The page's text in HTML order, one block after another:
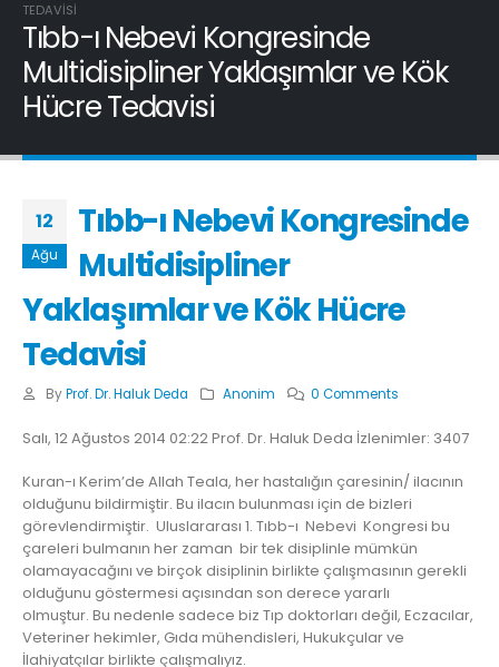
TEDAVISI
Tıbb-ı Nebevi Kongresinde
Multidisipliner Yaklaşımlar ve Kök
Hücre Tedavisi
12
Ağu
Tıbb-ı Nebevi Kongresinde
Multidisipliner
Yaklaşımlar ve Kök Hücre
Tedavisi
By Prof. Dr. Haluk Deda Anonim 0 Comments
Salı, 12 Ağustos 2014 02:22 Prof. Dr. Haluk Deda İzlenimler: 3407
Kuran-ı Kerim’de Allah Teala, her hastalığın çaresinin/ ilacının
olduğunu bildirmiştir. Bu ilacın bulunması için de bizleri
görevlendirmiştir. Uluslararası 1. Tıbb-ı Nebevi Kongresi bu
çareleri bulmanın her zaman bir tek disiplinle mümkün
olamayacağını ve birçok disiplinin birlikte çalışmasının gerekli
olduğunu göstermesi açısından son derece yararlı
olmuştur. Bu nedenle sadece biz Tıp doktorları değil, Eczacılar,
Veteriner hekimler, Gıda mühendisleri, Hukukçular ve
İlahiyatçılar birlikte çalışmalıyız.